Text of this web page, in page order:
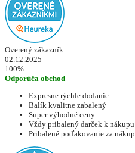
Overený zákazník
02.12.2025
100%
Odporúča obchod
Expresne rýchle dodanie
Balík kvalitne zabalený
Super výhodné ceny
Vždy pribalený darček k nákupu
Pribalené poďakovanie za nákup